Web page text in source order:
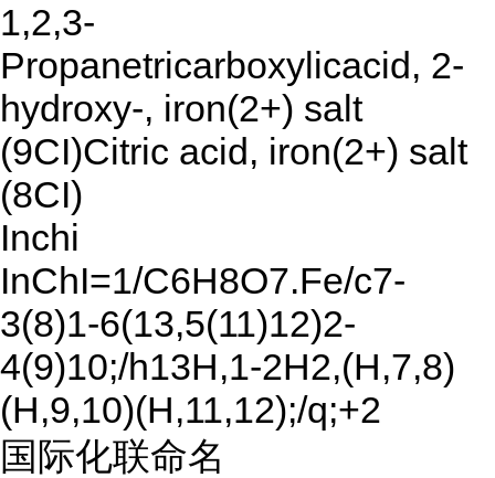
1,2,3-
Propanetricarboxylicacid, 2-
hydroxy-, iron(2+) salt
(9CI)Citric acid, iron(2+) salt
(8CI)
Inchi
InChI=1/C6H8O7.Fe/c7-
3(8)1-6(13,5(11)12)2-
4(9)10;/h13H,1-2H2,(H,7,8)
(H,9,10)(H,11,12);/q;+2
国际化联命名